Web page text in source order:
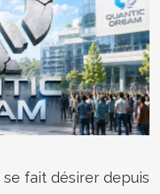
fait désirer depuis